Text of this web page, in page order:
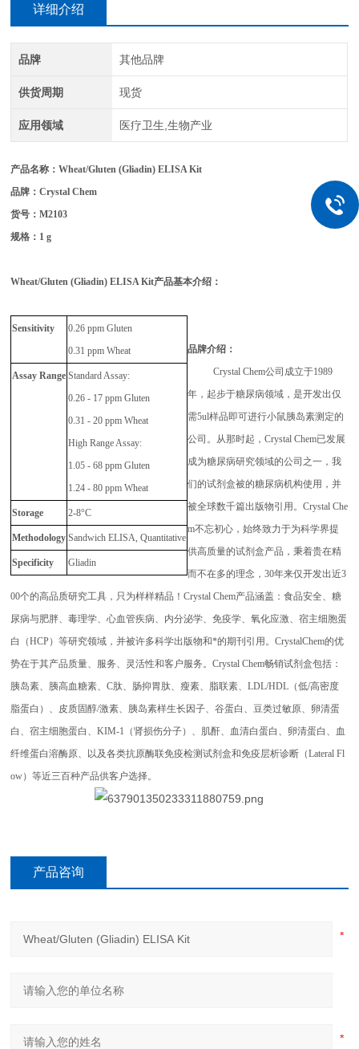
详细介绍
品牌 其他品牌
供货周期 现货
应用领域 医疗卫生,生物产业
产品名称：Wheat/Gluten (Gliadin) ELISA Kit
品牌：Crystal Chem
货号：M2103
规格： 1 g
Wheat/Gluten (Gliadin) ELISA Kit产品基本介绍：
Sensitivity
0.26 ppm Gluten
0.31 ppm Wheat
Assay Range Standard Assay:
0.26 - 17 ppm Gluten
0.31 - 20 ppm Wheat
High Range Assay:
1.05 - 68 ppm Gluten
1.24 - 80 ppm Wheat
Storage 2-8°C
Methodology Sandwich ELISA, Quantitative
Specificity Gliadin
品牌介绍：
Crystal Chem公司成立于1989
年，起步于糖尿病领域，是开发出仅
需5ul样品即可进行小鼠胰岛素测定的
公司。从那时起，Crystal Chem已发展
成为糖尿病研究领域的公司之一，我
们的试剂盒被的糖尿病机构使用，并
被全球数千篇出版物引用。Crystal Che
m不忘初心，始终致力于为科学界提
供高质量的试剂盒产品，秉着贵在精
而不在多的理念，30年来仅开发出近3
00个的高品质研究工具，只为样样精品！Crystal Chem产品涵盖：食品安全、糖
尿病与肥胖、毒理学、心血管疾病、内分泌学、免疫学、氧化应激、宿主细胞蛋
白（HCP）等研究领域，并被许多科学出版物和*的期刊引用。CrystalChem的优
势在于其产品质量、服务、灵活性和客户服务。Crystal Chem畅销试剂盒包括：
胰岛素、胰高血糖素、C肽、肠抑胃肽、瘦素、脂联素、LDL/HDL（低/高密度
脂蛋白）、皮质固醇/激素、胰岛素样生长因子、谷蛋白、豆类过敏原、卵清蛋
白、宿主细胞蛋白、KIM-1（肾损伤分子）、肌酐、血清白蛋白、卵清蛋白、血
纤维蛋白溶酶原、以及各类抗原酶联免疫检测试剂盒和免疫层析诊断（Lateral Fl
ow）等近三百种产品供客户选择。
产品咨询